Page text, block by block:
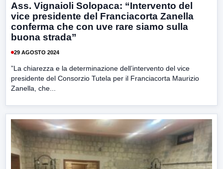
Ass. Vignaioli Solopaca: “Intervento del
vice presidente del Franciacorta Zanella
conferma che con uve rare siamo sulla
buona strada”
29 AGOSTO 2024
”La chiarezza e la determinazione dell’intervento del vice
presidente del Consorzio Tutela per il Franciacorta Maurizio
Zanella, che...